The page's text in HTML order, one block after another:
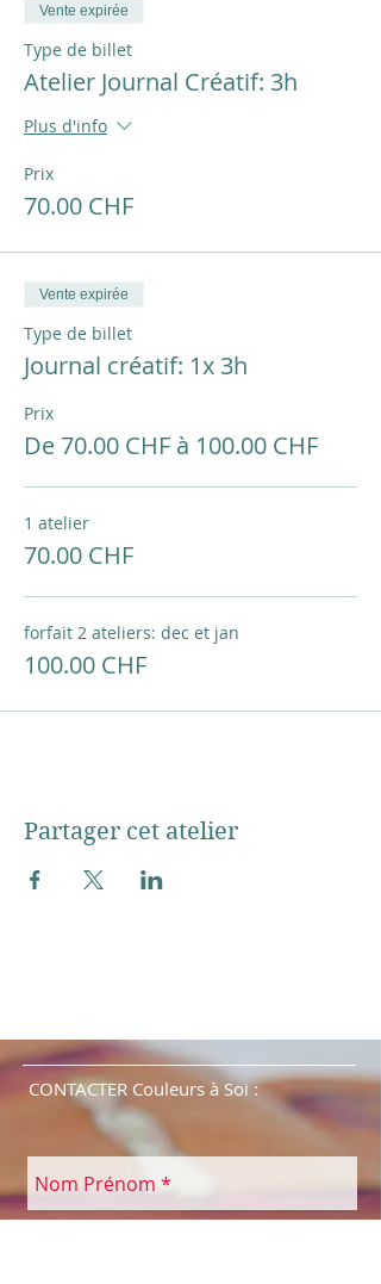
Vente expirée
Type de billet
Atelier Journal Créatif: 3h
Plus d'info
Prix
70.00 CHF
Vente expirée
Type de billet
Journal créatif: 1x 3h
Prix
De 70.00 CHF à 100.00 CHF
1 atelier
70.00 CHF
forfait 2 ateliers: dec et jan
100.00 CHF
Partager cet atelier
CONTACTER Couleurs à Soi :